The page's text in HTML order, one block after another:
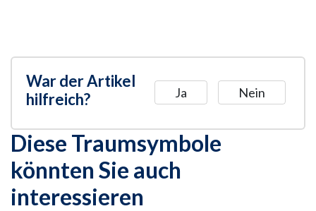
War der Artikel
hilfreich?
Ja Nein
Diese Traumsymbole
könnten Sie auch
interessieren